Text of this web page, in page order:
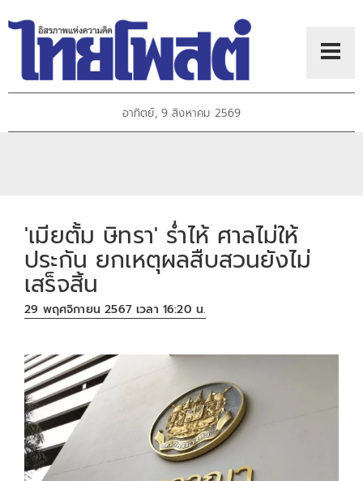
อาทิตย์, 9 สิงหาคม 2569
'เมียตั้ม ษิทรา' ร่ำไห้ ศาลไม่ให้
ประกัน ยกเหตุผลสืบสวนยังไม่
เสร็จสิ้น
29 พฤศจิกายน 2567 เวลา 16:20 น.